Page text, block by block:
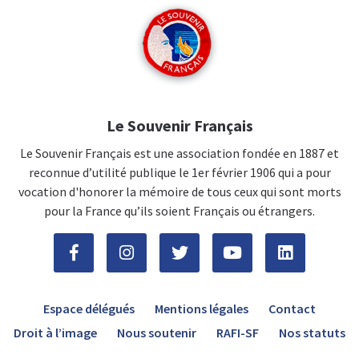
Le Souvenir Français
Le Souvenir Français est une association fondée en 1887 et
reconnue d’utilité publique le 1er février 1906 qui a pour
vocation d'honorer la mémoire de tous ceux qui sont morts
pour la France qu’ils soient Français ou étrangers.
Espace délégués Mentions légales
Contact
Droit à l’image
Nous soutenir RAFI-SF Nos statuts